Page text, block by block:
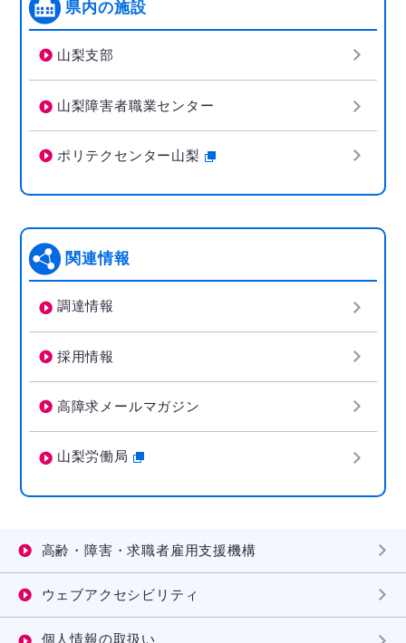
県内の施設
山梨支部
山梨障害者職業センター
ポリテクセンター山梨
関連情報
調達情報
採用情報
高障求メールマガジン
山梨労働局
高齢・障害・求職者雇用支援機構
ウェブアクセシビリティ
個人情報の取扱い